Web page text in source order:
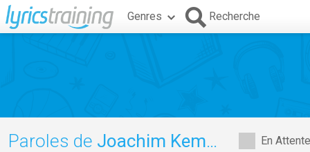
Genres Recherche
En
Paroles de Joachim Kemmer